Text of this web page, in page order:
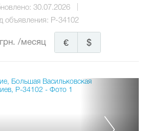
30.07.2026
объявления: P-34102
/месяц $
€